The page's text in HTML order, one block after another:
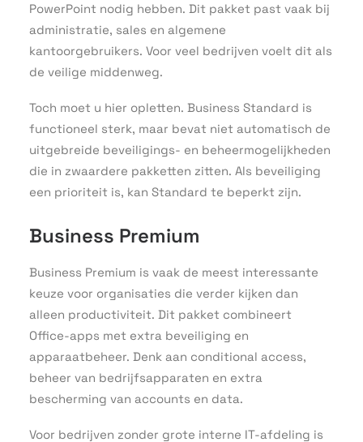
PowerPoint nodig hebben. Dit pakket past vaak bij
administratie, sales en algemene
kantoorgebruikers. Voor veel bedrijven voelt dit als
de veilige middenweg.
Toch moet u hier opletten. Business Standard is
functioneel sterk, maar bevat niet automatisch de
uitgebreide beveiligings- en beheermogelijkheden
die in zwaardere pakketten zitten. Als beveiliging
een prioriteit is, kan Standard te beperkt zijn.
Business Premium
Business Premium is vaak de meest interessante
keuze voor organisaties die verder kijken dan
alleen productiviteit. Dit pakket combineert
Office-apps met extra beveiliging en
apparaatbeheer. Denk aan conditional access,
beheer van bedrijfsapparaten en extra
bescherming van accounts en data.
Voor bedrijven zonder grote interne IT-afdeling is